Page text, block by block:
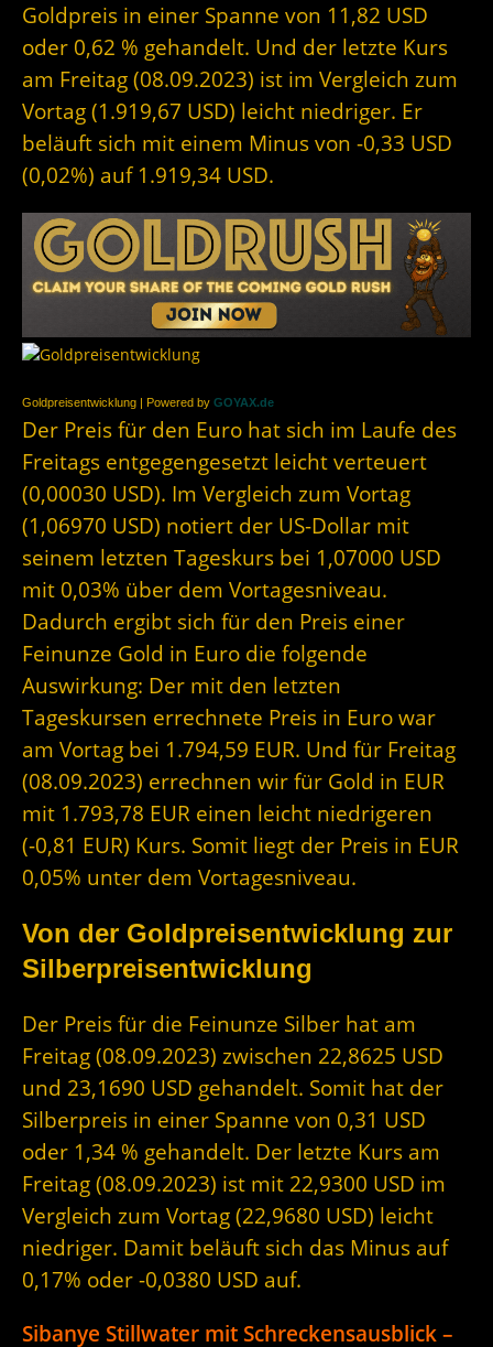
Goldpreis in einer Spanne von 11,82 USD
oder 0,62 % gehandelt. Und der letzte Kurs
am Freitag (08.09.2023) ist im Vergleich zum
Vortag (1.919,67 USD) leicht niedriger. Er
beläuft sich mit einem Minus von -0,33 USD
(0,02%) auf 1.919,34 USD.
Goldpreisentwicklung | Powered by GOYAX.de
Der Preis für den Euro hat sich im Laufe des
Freitags entgegengesetzt leicht verteuert
(0,00030 USD). Im Vergleich zum Vortag
(1,06970 USD) notiert der US-Dollar mit
seinem letzten Tageskurs bei 1,07000 USD
mit 0,03% über dem Vortagesniveau.
Dadurch ergibt sich für den Preis einer
Feinunze Gold in Euro die folgende
Auswirkung: Der mit den letzten
Tageskursen errechnete Preis in Euro war
am Vortag bei 1.794,59 EUR. Und für Freitag
(08.09.2023) errechnen wir für Gold in EUR
mit 1.793,78 EUR einen leicht niedrigeren
(-0,81 EUR) Kurs. Somit liegt der Preis in EUR
0,05% unter dem Vortagesniveau.
Von der Goldpreisentwicklung zur
Silberpreisentwicklung
Der Preis für die Feinunze Silber hat am
Freitag (08.09.2023) zwischen 22,8625 USD
und 23,1690 USD gehandelt. Somit hat der
Silberpreis in einer Spanne von 0,31 USD
oder 1,34 % gehandelt. Der letzte Kurs am
Freitag (08.09.2023) ist mit 22,9300 USD im
Vergleich zum Vortag (22,9680 USD) leicht
niedriger. Damit beläuft sich das Minus auf
0,17% oder -0,0380 USD auf.
Sibanye Stillwater mit Schreckensausblick –